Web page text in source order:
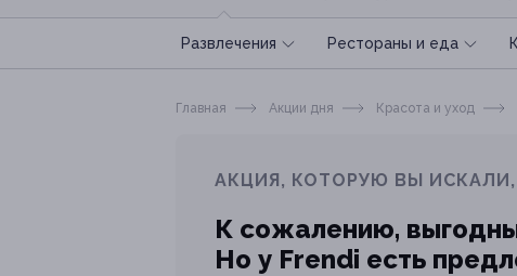
Развлечения Рестораны и еда
Главная Акции дня Красота и уход
АКЦИЯ, КОТОРУЮ ВЫ
К сожалению,
Но у Frendi есть